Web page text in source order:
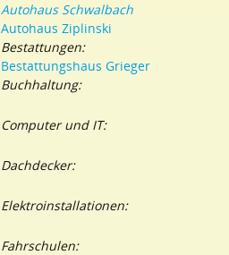
Autohaus Schwalbach
Autohaus Ziplinski
Bestattungen:
Bestattungshaus Grieger
Buchhaltung:
Computer und IT:
Dachdecker:
Elektroinstallationen:
Fahrschulen: